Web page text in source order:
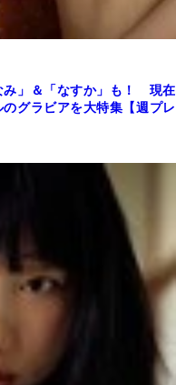
み」＆「なすか」も！ 現在
グラビアを大特集【週プレ